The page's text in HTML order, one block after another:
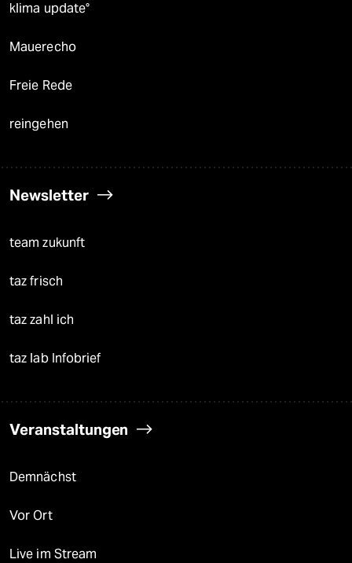
klima update°
Mauerecho
Freie Rede
reingehen
Newsletter
team zukunft
taz frisch
taz zahl ich
taz lab Infobrief
Veranstaltungen
Demnächst
Vor Ort
Live im Stream